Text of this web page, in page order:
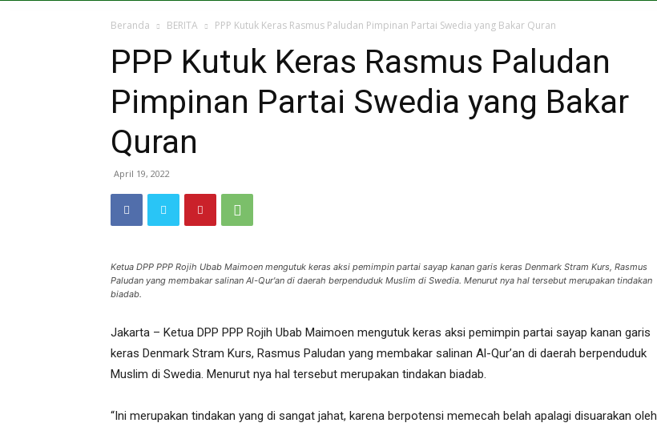
Beranda BERITA PPP Kutuk Keras Rasmus Paludan Pimpinan Partai Swedia yang Bakar Quran
PPP Kutuk Keras Rasmus Paludan
Pimpinan Partai Swedia yang Bakar
Quran
April 19, 2022
Ketua DPP PPP Rojih Ubab Maimoen mengutuk keras aksi pemimpin partai sayap kanan garis keras Denmark Stram Kurs, Rasmus
Paludan yang membakar salinan Al-Qur'an di daerah berpenduduk Muslim di Swedia. Menurut nya hal tersebut merupakan tindakan
biadab.
Jakarta – Ketua DPP PPP Rojih Ubab Maimoen mengutuk keras aksi pemimpin partai sayap kanan garis
keras Denmark Stram Kurs, Rasmus Paludan yang membakar salinan Al-Qur’an di daerah berpenduduk
Muslim di Swedia. Menurut nya hal tersebut merupakan tindakan biadab.
“Ini merupakan tindakan yang di sangat jahat, karena berpotensi memecah belah apalagi disuarakan oleh